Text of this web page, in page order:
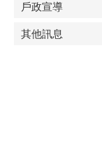
戶政宣導
其他訊息